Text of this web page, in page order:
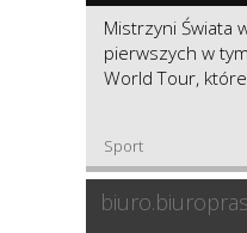
Mistrzyni Świata
pierwszych w
World Tour,
Sport